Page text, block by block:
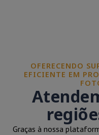
OFERECENDO
EFICIENTE EM
Graças à nossa